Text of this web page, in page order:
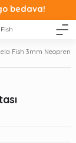
bedava!
Fish 3mm Neopren